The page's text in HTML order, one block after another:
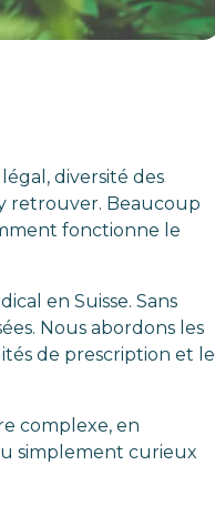
diversité des
retrouver. Beaucoup
fonctionne le
en Suisse. Sans
Nous abordons les
de prescription et le
complexe, en
simplement curieux